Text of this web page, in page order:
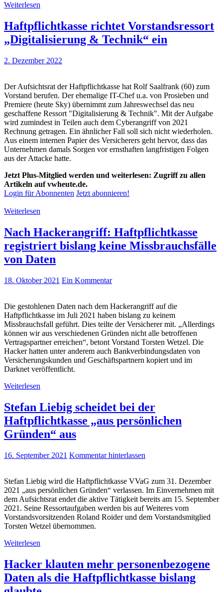
Weiterlesen
Haftpflichtkasse richtet Vorstandsressort
„Digitalisierung & Technik“ ein
2. Dezember 2022
Der Aufsichtsrat der Haftpflichtkasse hat Rolf Saalfrank (60) zum
Vorstand berufen. Der ehemalige IT-Chef u.a. von Prosieben und
Premiere (heute Sky) übernimmt zum Jahreswechsel das neu
geschaffene Ressort "Digitalisierung & Technik". Mit der Aufgabe
wird zumindest in Teilen auch dem Cyberangriff von 2021
Rechnung getragen. Ein ähnlicher Fall soll sich nicht wiederholen.
Aus einem internen Papier des Versicherers geht hervor, dass das
Unternehmen damals Sorgen vor ernsthaften langfristigen Folgen
aus der Attacke hatte.
Jetzt Plus-Mitglied werden und weiterlesen: Zugriff zu allen
Artikeln auf vwheute.de.
Login für Abonnenten Jetzt abonnieren!
Weiterlesen
Nach Hackerangriff: Haftpflichtkasse
registriert bislang keine Missbrauchsfälle
von Daten
18. Oktober 2021 Ein Kommentar
Die gestohlenen Daten nach dem Hackerangriff auf die
Haftpflichtkasse im Juli 2021 haben bislang zu keinem
Missbrauchsfall geführt. Dies teilte der Versicherer mit. „Allerdings
können wir aus verschiedenen Gründen nicht alle betroffenen
Vertragspartner erreichen“, betont Vorstand Torsten Wetzel. Die
Hacker hatten unter anderem auch Bankverbindungsdaten von
Versicherungskunden und Geschäftspartnern kopiert und im
Darknet veröffentlicht.
Weiterlesen
Stefan Liebig scheidet bei der
Haftpflichtkasse „aus persönlichen
Gründen“ aus
16. September 2021 Kommentar hinterlassen
Stefan Liebig wird die Haftpflichtkasse VVaG zum 31. Dezember
2021 „aus persönlichen Gründen“ verlassen. Im Einvernehmen mit
dem Aufsichtsrat endet die aktive Tätigkeit bereits am 15. September
2021. Seine Ressortaufgaben werden bis auf Weiteres vom
Vorstandsvorsitzenden Roland Roider und dem Vorstandsmitglied
Torsten Wetzel übernommen.
Weiterlesen
Hacker klauten mehr personenbezogene
Daten als die Haftpflichtkasse bislang